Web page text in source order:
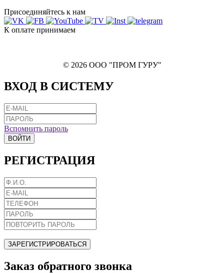
Присоединяйтесь к нам
К оплате принимаем
© 2026 ООО "ПРОМ ГУРУ"
ВХОД В СИСТЕМУ
Вспомнить пароль
ВОЙТИ
РЕГИСТРАЦИЯ
ЗАРЕГИСТРИРОВАТЬСЯ
Заказ обратного звонка